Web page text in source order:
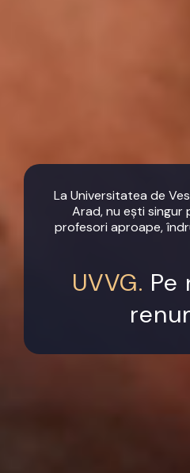
La Universitatea de
Arad, nu ești singur
profesori aproape,
UVVG. Pe